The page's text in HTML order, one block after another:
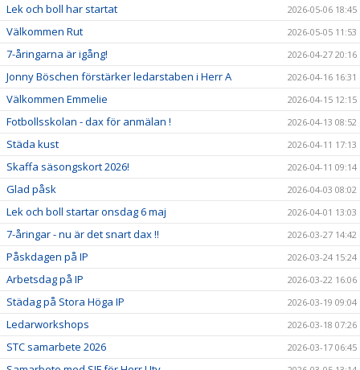
Lek och boll har startat 2026-05-06 18:45
Välkommen Rut 2026-05-05 11:53
7-åringarna är igång! 2026-04-27 20:16
Jonny Böschen förstärker ledarstaben i Herr A 2026-04-16 16:31
Välkommen Emmelie 2026-04-15 12:15
Fotbollsskolan - dax för anmälan ! 2026-04-13 08:52
Städa kust 2026-04-11 17:13
Skaffa säsongskort 2026! 2026-04-11 09:14
Glad påsk 2026-04-03 08:02
Lek och boll startar onsdag 6 maj 2026-04-01 13:03
7-åringar - nu är det snart dax !! 2026-03-27 14:42
Påskdagen på IP 2026-03-24 15:24
Arbetsdag på IP 2026-03-22 16:06
Städag på Stora Höga IP 2026-03-19 09:04
Ledarworkshops 2026-03-18 07:26
STC samarbete 2026 2026-03-17 06:45